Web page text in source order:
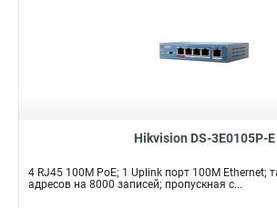
Hikvision DS-3E0105P-E
4 RJ45 100M PoE; 1 Uplink порт 100М Ethernet;
адресов на 8000 записей; пропускная с...